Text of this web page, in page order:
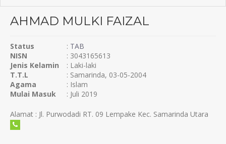
AHMAD MULKI FAIZAL
Status : TAB
NISN
: 3043165613
Jenis Kelamin
: Laki-laki
T.T.L
: Samarinda, 03-05-2004
Agama
: Islam
Mulai Masuk
: Juli 2019
Alamat : Jl. Purwodadi RT. 09 Lempake Kec. Samarinda Utara